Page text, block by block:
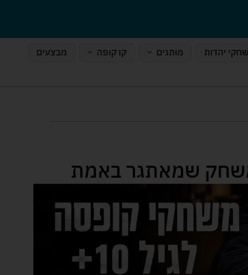
יהדות מותגים קו קופה
מבצעים
איך לבחור משחק שמאתגר באמת